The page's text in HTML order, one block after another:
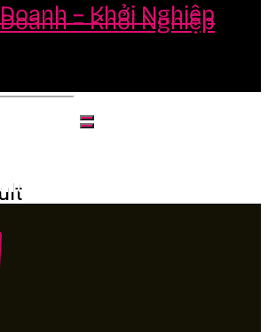
– Khởi Nghiệp
– Khởi Nghiệp